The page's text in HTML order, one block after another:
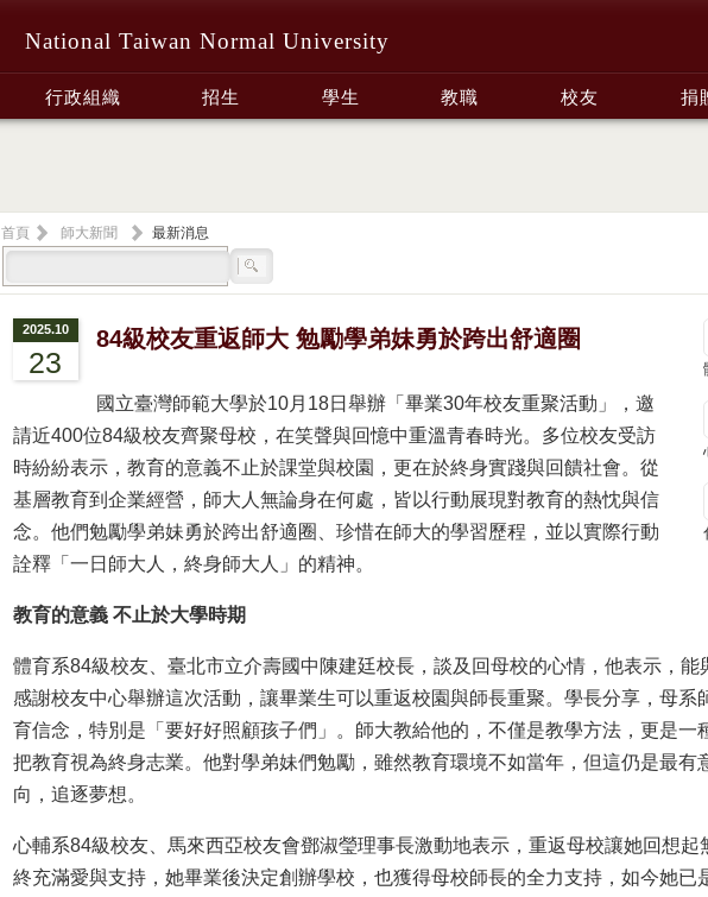
National Taiwan Normal University
行政組織 招生 學生 教職 校友 捐
首頁 師大新聞
最新消息
2025.10
23
84級校友重返師大 勉勵學弟妹勇於跨出舒適圈
國立臺灣師範大學於10月18日舉辦「畢業30年校友重聚活動」，邀
請近400位84級校友齊聚母校，在笑聲與回憶中重溫青春時光。多位校友受訪
時紛紛表示，教育的意義不止於課堂與校園，更在於終身實踐與回饋社會。從
基層教育到企業經營，師大人無論身在何處，皆以行動展現對教育的熱忱與信
念。他們勉勵學弟妹勇於跨出舒適圈、珍惜在師大的學習歷程，並以實際行動
詮釋「一日師大人，終身師大人」的精神。
教育的意義 不止於大學時期
體育系84級校友、臺北市立介壽國中陳建廷校長，談及回母校的心情，他表示，
感謝校友中心舉辦這次活動，讓畢業生可以重返校園與師長重聚。學長分享，母系
育信念，特別是「要好好照顧孩子們」。師大教給他的，不僅是教學方法，更是
把教育視為終身志業。他對學弟妹們勉勵，雖然教育環境不如當年，但這仍是最有
向，追逐夢想。
心輔系84級校友、馬來西亞校友會鄧淑瑩理事長激動地表示，重返母校讓她回想
終充滿愛與支持，她畢業後決定創辦學校，也獲得母校師長的全力支持，如今她已